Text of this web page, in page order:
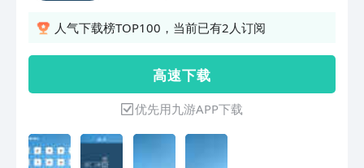
的接龙方式，一起体验花式成语接龙的魅
人气下载榜TOP100，当前已有2人订阅
高 速 下 载
优先用九游APP下载